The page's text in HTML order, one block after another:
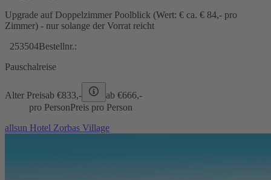
Upgrade auf Doppelzimmer Poolblick (Wert: € ca. € 84,- pro
Zimmer) - nur solange der Vorrat reicht
253504Bestellnr.:
Pauschalreise
Alter Preisab €833,- ab €666,-
pro PersonPreis pro Person
allsun Hotel Zorbas Village